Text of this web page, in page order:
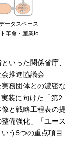
ータスペース
革命・産業Io
いった関係省庁、
推進協議会
務団体との濃密な
装に向けた「第2
と戦略工程表の提
備強化」「ユース
う5つの重点項目